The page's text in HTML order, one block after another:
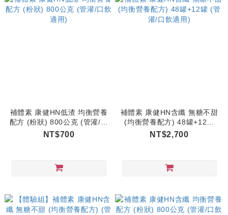
補體素 康健HN低渣 均衡營養
配方 (粉狀) 800公克 (管灌/口
飲適用)
NT$700
補體素 康健HN含纖 無糖不甜
(均衡營養配方) 48罐+12罐
(管灌/口飲適用)
NT$2,700